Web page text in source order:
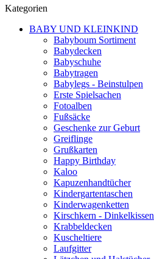
Kategorien
BABY UND KLEINKIND
Babyboum Sortiment
Babydecken
Babyschuhe
Babytragen
Babylegs - Beinstulpen
Erste Spielsachen
Fotoalben
Fußsäcke
Geschenke zur Geburt
Greiflinge
Grußkarten
Happy Birthday
Kaloo
Kapuzenhandtücher
Kindergartentaschen
Kinderwagenketten
Kirschkern - Dinkelkissen
Krabbeldecken
Kuscheltiere
Laufgitter